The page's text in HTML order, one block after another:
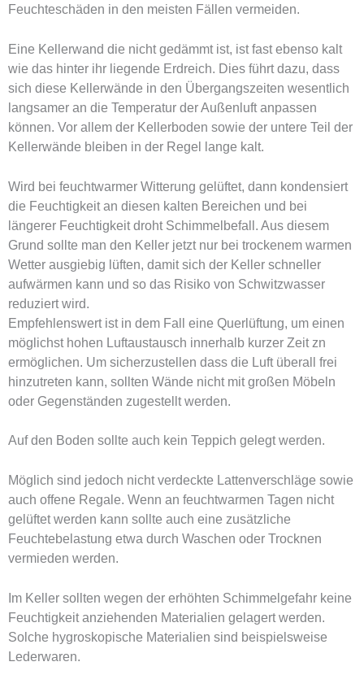
Feuchteschäden in den meisten Fällen vermeiden.
Eine Kellerwand die nicht gedämmt ist, ist fast ebenso kalt
wie das hinter ihr liegende Erdreich. Dies führt dazu, dass
sich diese Kellerwände in den Übergangszeiten wesentlich
langsamer an die Temperatur der Außenluft anpassen
können. Vor allem der Kellerboden sowie der untere Teil der
Kellerwände bleiben in der Regel lange kalt.
Wird bei feuchtwarmer Witterung gelüftet, dann kondensiert
die Feuchtigkeit an diesen kalten Bereichen und bei
längerer Feuchtigkeit droht Schimmelbefall. Aus diesem
Grund sollte man den Keller jetzt nur bei trockenem warmen
Wetter ausgiebig lüften, damit sich der Keller schneller
aufwärmen kann und so das Risiko von Schwitzwasser
reduziert wird.
Empfehlenswert ist in dem Fall eine Querlüftung, um einen
möglichst hohen Luftaustausch innerhalb kurzer Zeit zn
ermöglichen. Um sicherzustellen dass die Luft überall frei
hinzutreten kann, sollten Wände nicht mit großen Möbeln
oder Gegenständen zugestellt werden.
Auf den Boden sollte auch kein Teppich gelegt werden.
Möglich sind jedoch nicht verdeckte Lattenverschläge sowie
auch offene Regale. Wenn an feuchtwarmen Tagen nicht
gelüftet werden kann sollte auch eine zusätzliche
Feuchtebelastung etwa durch Waschen oder Trocknen
vermieden werden.
Im Keller sollten wegen der erhöhten Schimmelgefahr keine
Feuchtigkeit anziehenden Materialien gelagert werden.
Solche hygroskopische Materialien sind beispielsweise
Lederwaren.